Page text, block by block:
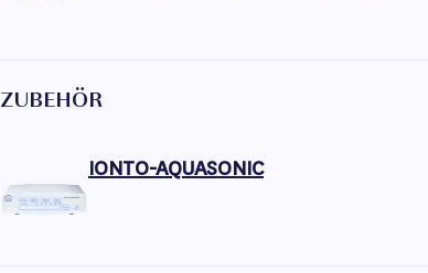
ZUBEHÖR
IONTO-AQUASONIC